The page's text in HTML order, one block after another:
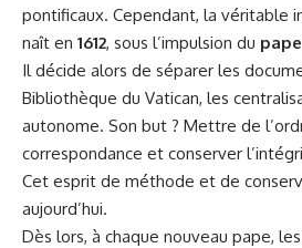
pontificaux. Cependant, la véritable
naît en 1612, sous l’impulsion du
Il décide alors de séparer les
Bibliothèque du Vatican, les
autonome. Son but ? Mettre de
correspondance et conserver
Cet esprit de méthode et de
aujourd’hui.
Dès lors, à chaque nouveau pape,